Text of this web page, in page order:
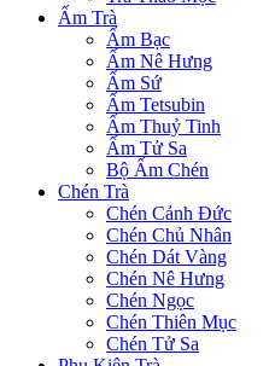
Ấm Trà
Ấm Bạc
Ấm Nê Hưng
Ấm Sứ
Ấm Tetsubin
Ấm Thuỷ Tinh
Ấm Tử Sa
Bộ Ấm Chén
Chén Trà
Chén Cảnh Đức
Chén Chủ Nhân
Chén Dát Vàng
Chén Nê Hưng
Chén Ngọc
Chén Thiên Mục
Chén Tử Sa